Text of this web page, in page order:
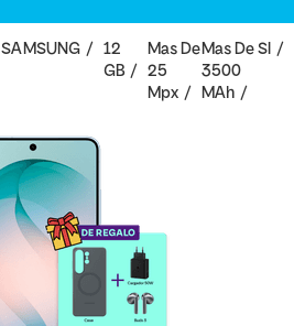
SAMSUNG
12
GB
Mas De
25
Mpx
Mas De
3500
MAh
SI